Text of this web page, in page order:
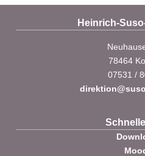
Heinrich-
78464
07531 /